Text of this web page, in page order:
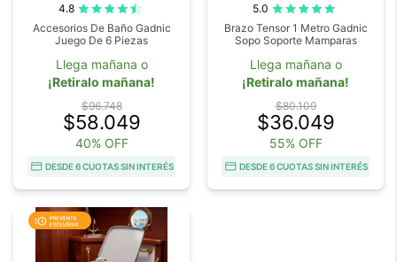
4.8
Accesorios De Baño Gadnic
Juego De 6 Piezas
Llega mañana o
¡Retiralo mañana!
$96.748
$58.049
40% OFF
DESDE 6 CUOTAS SIN INTERÉS
5.0
Brazo Tensor 1 Metro Gadnic
Sopo Soporte Mamparas
Llega mañana o
¡Retiralo mañana!
$80.109
$36.049
55% OFF
DESDE 6 CUOTAS SIN INTERÉS